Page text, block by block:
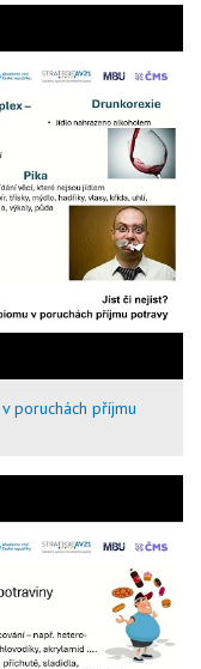
poruchách příjmu